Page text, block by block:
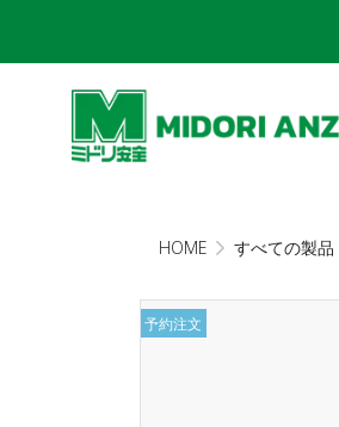
HOME すべての製品
予約注文